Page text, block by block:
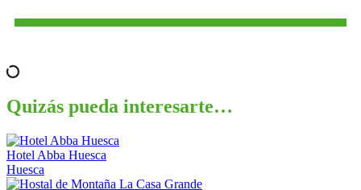
Quizás pueda interesarte…
Hotel Abba Huesca
Huesca